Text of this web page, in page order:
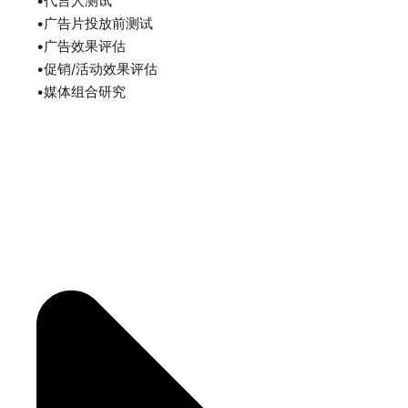
•广告片投放前测试
•广告效果评估
•促销/活动效果评估
•媒体组合研究